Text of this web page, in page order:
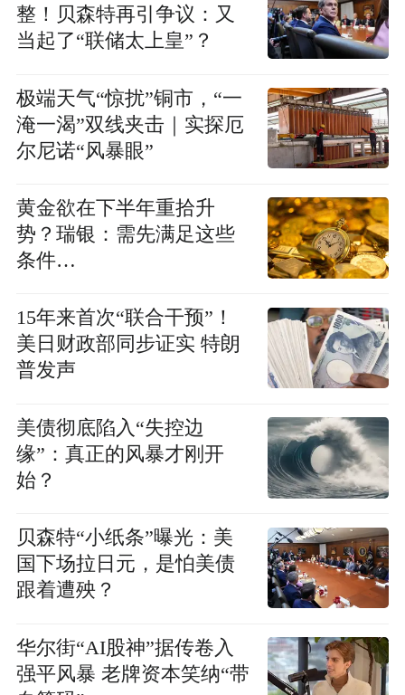
整！贝森特再引争议：又
当起了“联储太上皇”？
极端天气“惊扰”铜市，“一
淹一渴”双线夹击｜实探厄
尔尼诺“风暴眼”
黄金欲在下半年重拾升
势？瑞银：需先满足这些
条件…
15年来首次“联合干预”！
美日财政部同步证实 特朗
普发声
美债彻底陷入“失控边
缘”：真正的风暴才刚开
始？
贝森特“小纸条”曝光：美
国下场拉日元，是怕美债
跟着遭殃？
华尔街“AI股神”据传卷入
强平风暴 老牌资本笑纳“带